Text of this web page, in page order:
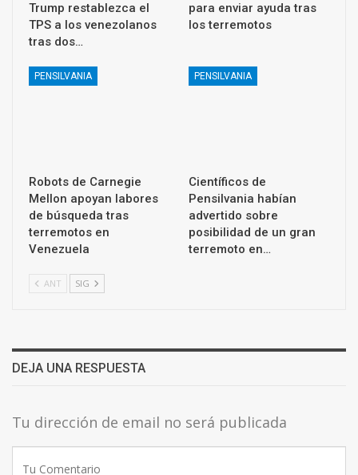
Trump restablezca el
TPS a los venezolanos
tras dos…
para enviar ayuda tras
los terremotos
PENSILVANIA
Robots de Carnegie
Mellon apoyan labores
de búsqueda tras
terremotos en
Venezuela
PENSILVANIA
Científicos de
Pensilvania habían
advertido sobre
posibilidad de un gran
terremoto en…
ANT SIG
DEJA UNA RESPUESTA
Tu dirección de email no será publicada